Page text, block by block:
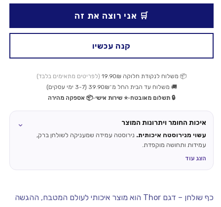
עבור
שולחן
עבור
כף
שולחן
🛒 אני רוצה את זה
קנה עכשיו
📦 משלוח לנקודת חלוקה 19.90₪
(לפריטים מתאימים בלבד)
🚚 משלוח עד הבית החל מ־39.90₪ (3-7 ימי עסקים)
🔒 תשלום מאובטח•⭐ שירות אישי•📦 אספקה מהירה
איכות החומר ויתרונות המוצר
עשוי מנירוסטה איכותית. נירוסטה עמידה שמעניקה לשולחן ברק,
עמידות ותחושה מוקפדת.
הצג עוד
⌄
כף שולחן – דגם Thor הוא מוצר איכותי לעולם המטבח, ההגשה